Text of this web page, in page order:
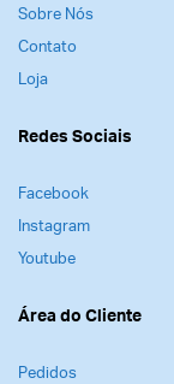
Sobre Nós
Contato
Loja
Redes Sociais
Facebook
Instagram
Youtube
Área do Cliente
Pedidos